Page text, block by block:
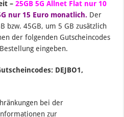
–25GB 5G Allnet Flat nur 10
nur 15 Euro monatlich. Der
bzw. 45GB, um 5 GB zusätzlich
der folgenden Gutscheincodes
eingeben.
DEJBO1,
bei der
zur